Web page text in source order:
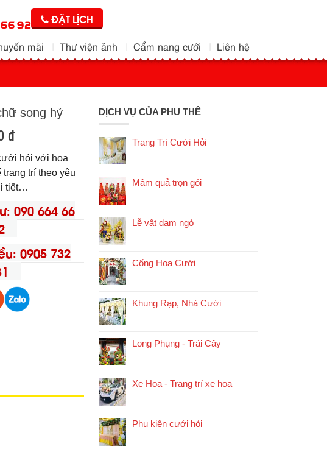
92 ĐẶT LỊCH
mãi Thư viện ảnh Cẩm nang cưới Liên hệ
song hỷ
đ
hỏi với hoa
trí theo yêu
tiết…
090 664 66
0905 732
DỊCH VỤ CỦA PHU THÊ
Trang Trí Cưới Hỏi
Mâm quả trọn gói
Lễ vật dạm ngỏ
Cổng Hoa Cưới
Khung Rạp, Nhà Cưới
Long Phụng - Trái Cây
Xe Hoa - Trang trí xe hoa
Phụ kiện cưới hỏi